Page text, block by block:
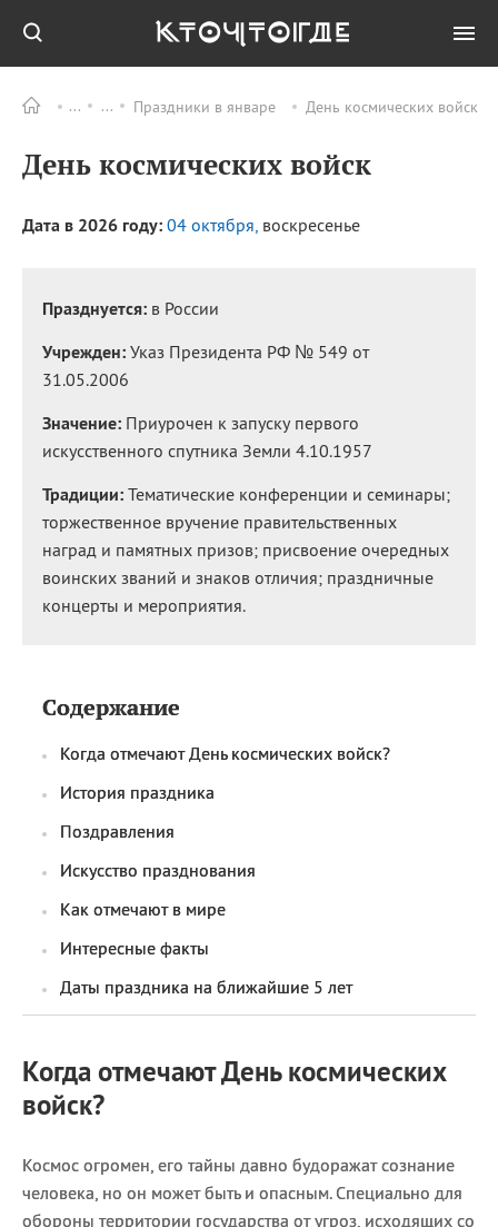
Праздники в январе День космических войск
День космических войск
Дата в 2026 году: 04 октября, воскресенье
Празднуется: в России
Учрежден: Указ Президента РФ № 549 от
31.05.2006
Значение: Приурочен к запуску первого
искусственного спутника Земли 4.10.1957
Традиции: Тематические конференции и семинары;
торжественное вручение правительственных
наград и памятных призов; присвоение очередных
воинских званий и знаков отличия; праздничные
концерты и мероприятия.
Содержание
Когда отмечают День космических войск?
История праздника
Поздравления
Искусство празднования
Как отмечают в мире
Интересные факты
Даты праздника на ближайшие 5 лет
Когда отмечают День космических
войск?
Космос огромен, его тайны давно будоражат сознание
человека, но он может быть и опасным. Специально для
обороны территории государства от угроз, исходящих со
ПРАЗДНИКИ Все
06.08
День
06.08 Международный день
06.08 День
Сегодня празднуют именины
Анатолий, Афанасий,Борис
происхождение